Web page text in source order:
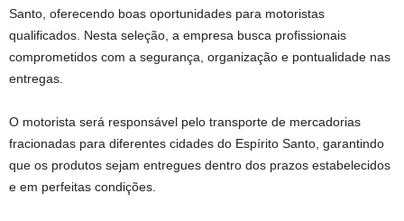
Santo, oferecendo boas oportunidades para motoristas
qualificados. Nesta seleção, a empresa busca profissionais
comprometidos com a segurança, organização e pontualidade nas
entregas.
O motorista será responsável pelo transporte de mercadorias
fracionadas para diferentes cidades do Espírito Santo, garantindo
que os produtos sejam entregues dentro dos prazos estabelecidos
e em perfeitas condições.